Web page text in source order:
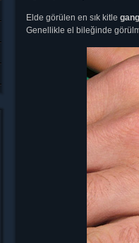
Elde görülen en sık kitle
Genellikle el bileğinde